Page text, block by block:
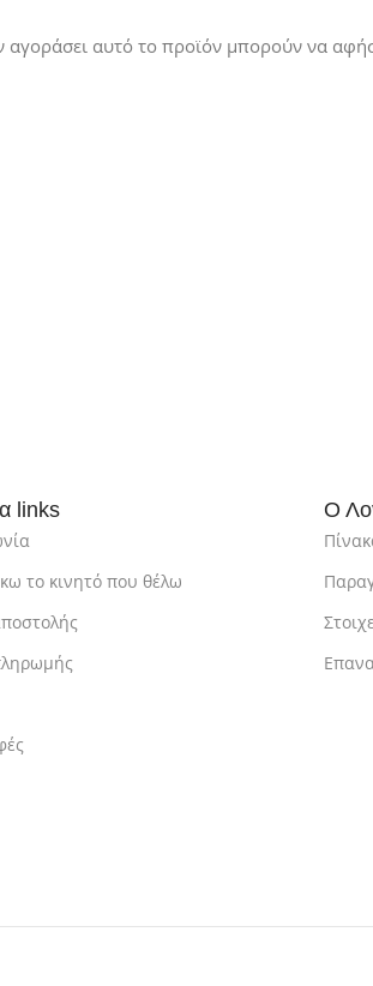
αυτό το προϊόν μπορούν να
links
το κινητό που θέλω
Ο